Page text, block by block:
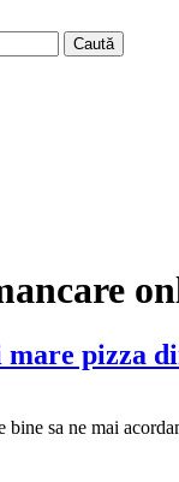
mare pizza
sa ne mai